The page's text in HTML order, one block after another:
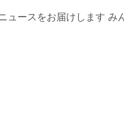
ュースをお届けします み